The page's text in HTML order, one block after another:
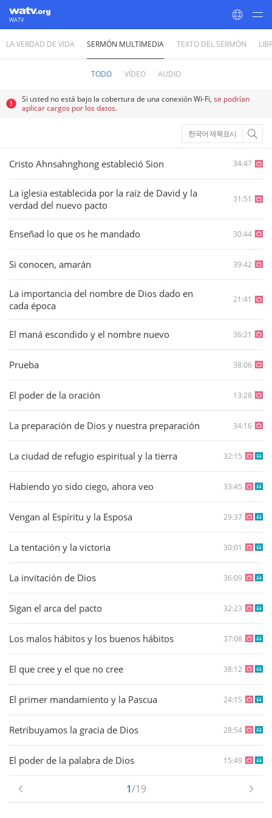
WATV
World Mission Society Church of God
LA VERDAD DE VIDA SERMÓN MULTIMEDIA TEXTO DEL SERMÓN
TODO VÍDEO AUDIO
Si usted no está bajo la cobertura de una conexión Wi-Fi, se podrían
aplicar cargos por los datos.
한국어 제목표시
Cristo Ahnsahnghong estableció Sion 34:47
La iglesia establecida por la raíz de David y la
verdad del nuevo pacto
31:51
Enseñad lo que os he mandado 30:44
Si conocen, amarán 39:42
La importancia del nombre de Dios dado en
cada época
21:41
El maná escondido y el nombre nuevo 36:21
Prueba 38:06
El poder de la oración 13:28
La preparación de Dios y nuestra preparación 34:16
La ciudad de refugio espiritual y la tierra 32:15
Habiendo yo sido ciego, ahora veo 33:45
Vengan al Espíritu y la Esposa 29:37
La tentación y la victoria 30:01
La invitación de Dios 36:09
Sigan el arca del pacto 32:23
Los malos hábitos y los buenos hábitos 37:08
El que cree y el que no cree 38:12
El primer mandamiento y la Pascua 24:15
Retribuyamos la gracia de Dios 28:54
El poder de la palabra de Dios 15:49
1/19